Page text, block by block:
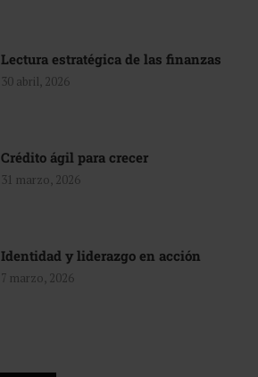
Lectura estratégica de las finanzas
30 abril, 2026
Crédito ágil para crecer
31 marzo, 2026
Identidad y liderazgo en acción
7 marzo, 2026